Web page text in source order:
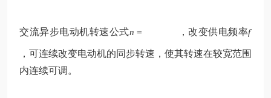
交流异步电动机转速公式n = ，改变供电频率f
，可连续改变电动机的同步转速，使其转速在较宽范围
内连续可调。